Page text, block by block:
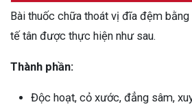
Bài thuốc chữa thoát vị đĩa đệm
tế tân được thực hiện như sau.
Thành phần:
Độc hoạt, cỏ xước, đẳng sâm,